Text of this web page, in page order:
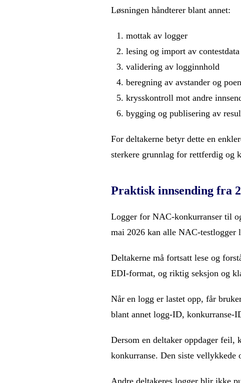
Løsningen håndterer blant annet:
mottak av logger
lesing og import av contestdata
validering av logginnhold
beregning av avstander og
krysskontroll mot andre
bygging og publisering av
For deltakerne betyr dette en
sterkere grunnlag for rettferdig og
Praktisk innsending fra
Logger for NAC-konkurranser til
mai 2026 kan alle NAC-testlogger
Deltakerne må fortsatt lese og
EDI-format, og riktig seksjon og
Når en logg er lastet opp, får
blant annet logg-ID, konkurranse-
Dersom en deltaker oppdager feil,
konkurranse. Den siste vellykkede